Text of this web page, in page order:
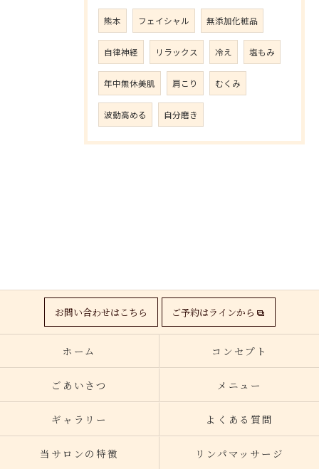
熊本 フェイシャル 無添加化粧品
自律神経 リラックス 冷え 塩もみ
年中無休美肌 肩こり むくみ
波動高める 自分磨き
お問い合わせはこちら ご予約はラインから
ホーム コンセプト
ごあいさつ メニュー
ギャラリー よくある質問
当サロンの特徴 リンパマッサージ